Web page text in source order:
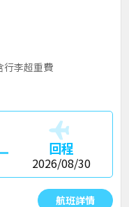
行李超重費
回程
2026/08/30
航班詳情